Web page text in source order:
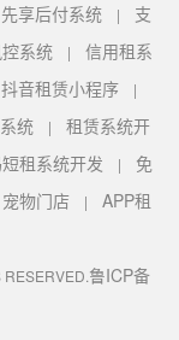
先享后付系统 | 支
系统| 信用租系
抖音租赁小程序 |
统| 租赁系统开
租系统开发 | 免
宠物门店 | APP租
鲁ICP备